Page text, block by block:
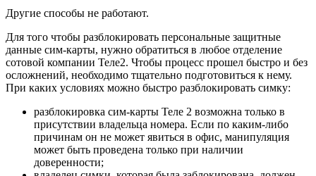
Другие способы не работают.
Для того чтобы разблокировать персональные защитные
данные сим-карты, нужно обратиться в любое отделение
сотовой компании Теле2. Чтобы процесс прошел быстро и без
осложнений, необходимо тщательно подготовиться к нему.
При каких условиях можно быстро разблокировать симку:
разблокировка сим-карты Теле 2 возможна только в
присутствии владельца номера. Если по каким-либо
причинам он не может явиться в офис, манипуляция
может быть проведена только при наличии
доверенности;